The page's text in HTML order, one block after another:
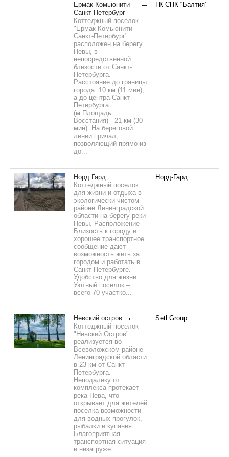
Ермак Комьюнити
Санкт-Петербург
Коттеджный поселок
"Ермак Комьюнити
Санкт-Петербург"
расположен на берегу
Невы, в
непосредственной
близости от Санкт-
Петербурга.
Расстояние до границы
города: 10 км (11 мин),
а до центра Санкт-
Петербурга
(м.Площадь
Восстания) - 21 км (30
мин). На береговой
линии причал,
позволяющий прямо из
до...
ГК СПК “Балтия"
Норд Гард
Коттеджный поселок
для жизни и отдыха в
экологически чистом
районе Ленинградской
области на берегу реки
Невы. Расположение
Близость к городу и
хорошее транспортное
сообщение дают
возможность жить за
городом и работать в
Санкт-Петербурге.
Удобство для жизни
Уютный поселок –
всего 70 участко...
Норд-Гард
Невский остров
Коттеджный поселок
"Невский Остров"
реализуется во
Всеволожском районе
Ленинградской области
в 23 км от Санкт-
Петербурга.
Неподалеку от
комплекса протекает
река Нева, что
открывает для жителей
поселка возможности
для водных прогулок,
рыбалки и купания.
Благоприятная
транспортная ситуация
и незагруже...
Setl Group